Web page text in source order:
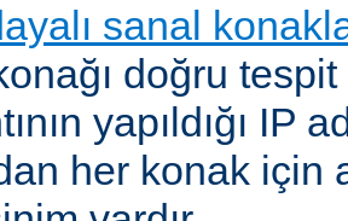
sanal
doğru
yapıldığı IP
her konak için